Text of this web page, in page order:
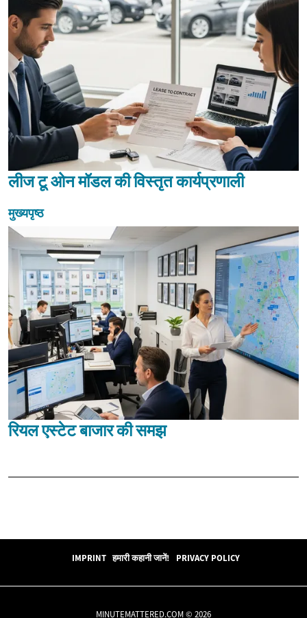
लीज टू ओन मॉडल की विस्तृत कार्यप्रणाली
मुख्यपृष्ठ
रियल एस्टेट बाजार की समझ
IMPRINT हमारी कहानी जानें! PRIVACY POLICY
MINUTEMATTERED.COM © 2026